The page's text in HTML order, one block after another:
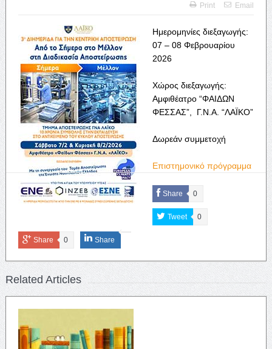
Print
Email
Ημερομηνίες διεξαγωγής:
07 – 08 Φεβρουαρίου
2026
Χώρος διεξαγωγής:
Αμφιθέατρο “ΦΑΙΔΩΝ
ΦΕΣΣΑΣ”, Γ.Ν.Α. “ΛΑΪΚΟ”
Δωρεάν συμμετοχή
Επιστημονικό πρόγραμμα
Share 0
Tweet 0
Share 0 Share
Related Articles